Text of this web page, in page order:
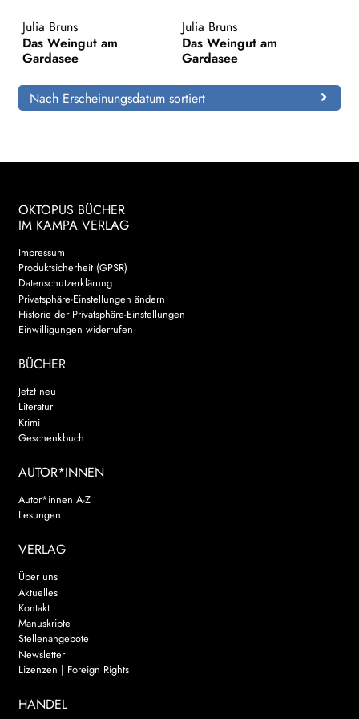
Julia Bruns
Das Weingut am
Gardasee
Julia Bruns
Das Weingut am
Gardasee
Nach Erscheinungsdatum sortiert
OKTOPUS BÜCHER
IM KAMPA VERLAG
Impressum
Produktsicherheit (GPSR)
Datenschutzerklärung
Privatsphäre-Einstellungen ändern
Historie der Privatsphäre-Einstellungen
Einwilligungen widerrufen
BÜCHER
Jetzt neu
Literatur
Krimi
Geschenkbuch
AUTOR*INNEN
Autor*innen A-Z
Lesungen
VERLAG
Über uns
Aktuelles
Kontakt
Manuskripte
Stellenangebote
Newsletter
Lizenzen | Foreign Rights
HANDEL